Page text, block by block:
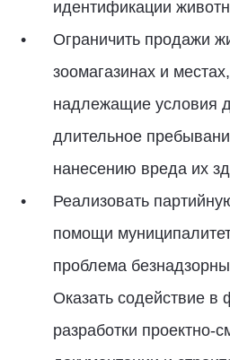
идентификации
Ограничить продажи
зоомагазинах и
надлежащие условия
длительное
нанесению вреда их
Реализовать
помощи
проблема
Оказать содействие в
разработки проектно-